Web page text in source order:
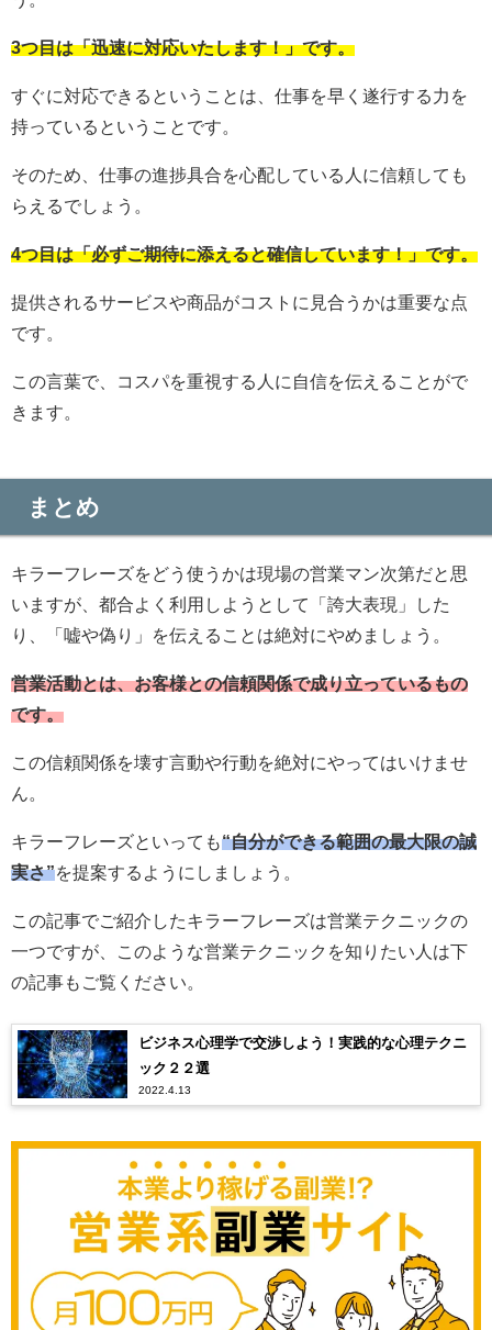
3つ目は「迅速に対応いたします！」です。
すぐに対応できるということは、仕事を早く遂行する力を
持っているということです。
そのため、仕事の進捗具合を心配している人に信頼しても
らえるでしょう。
4つ目は「必ずご期待に添えると確信しています！」です。
提供されるサービスや商品がコストに見合うかは重要な点
です。
この言葉で、コスパを重視する人に自信を伝えることがで
きます。
まとめ
キラーフレーズをどう使うかは現場の営業マン次第だと思
いますが、都合よく利用しようとして「誇大表現」した
り、「嘘や偽り」を伝えることは絶対にやめましょう。
営業活動とは、お客様との信頼関係で成り立っているもの
です。
この信頼関係を壊す言動や行動を絶対にやってはいけませ
ん。
キラーフレーズといっても“自分ができる範囲の最大限の誠
実さ”を提案するようにしましょう。
この記事でご紹介したキラーフレーズは営業テクニックの
一つですが、このような営業テクニックを知りたい人は下
の記事もご覧ください。
ビジネス心理学で交渉しよう！実践的な心理テクニ
ック２２選
2022.4.13